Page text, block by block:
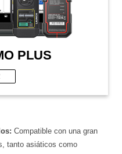
PLUS
Compatible con una gran
tanto asiáticos como